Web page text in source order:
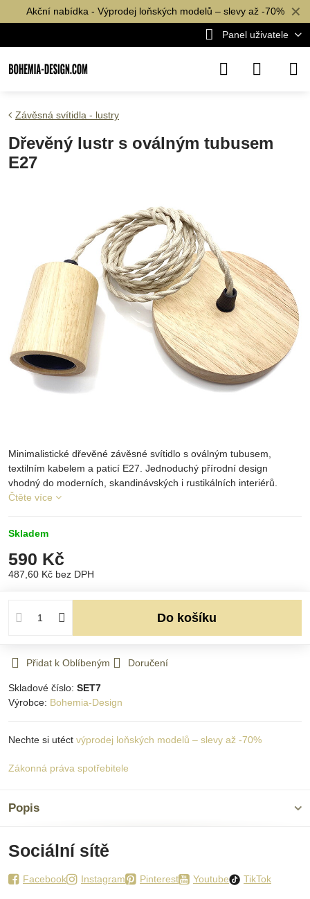
✕
Akční nabídka - Výprodej loňských modelů – slevy až -70%
Panel uživatele
Závěsná svítidla - lustry
Dřevěný lustr s oválným tubusem
E27
Minimalistické dřevěné závěsné svítidlo s oválným tubusem,
textilním kabelem a paticí E27. Jednoduchý přírodní design
vhodný do moderních, skandinávských i rustikálních interiérů.
Čtěte více
Skladem
590 Kč
487,60 Kč bez DPH
Do košíku
Přidat k Oblíbeným Doručení
Skladové číslo: SET7
Výrobce: Bohemia-Design
Nechte si utéct výprodej loňských modelů – slevy až -70%
Zákonná práva spotřebitele
Popis
Sociální sítě
Facebook Instagram Pinterest Youtube TikTok